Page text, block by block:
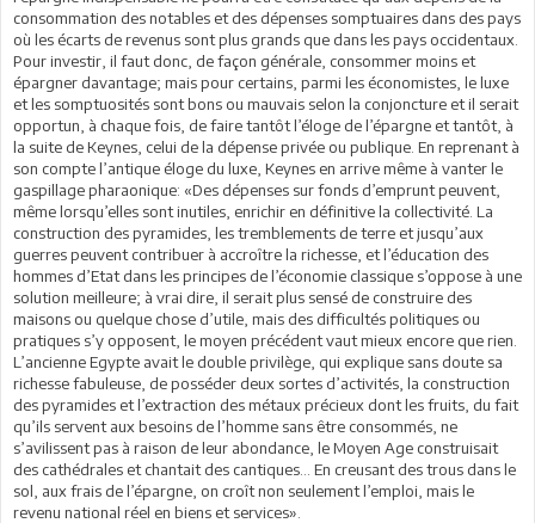
consommation des notables et des dépenses somptuaires dans des pays
où les écarts de revenus sont plus grands que dans les pays occidentaux.
Pour investir, il faut donc, de façon générale, consommer moins et
épargner davantage; mais pour certains, parmi les économistes, le luxe
et les somptuosités sont bons ou mauvais selon la conjoncture et il serait
opportun, à chaque fois, de faire tantôt l’éloge de l’épargne et tantôt, à
la suite de Keynes, celui de la dépense privée ou publique. En reprenant à
son compte l’antique éloge du luxe, Keynes en arrive même à vanter le
gaspillage pharaonique: «Des dépenses sur fonds d’emprunt peuvent,
même lorsqu’elles sont inutiles, enrichir en définitive la collectivité. La
construction des pyramides, les tremblements de terre et jusqu’aux
guerres peuvent contribuer à accroître la richesse, et l’éducation des
hommes d’Etat dans les principes de l’économie classique s’oppose à une
solution meilleure; à vrai dire, il serait plus sensé de construire des
maisons ou quelque chose d’utile, mais des difficultés politiques ou
pratiques s’y opposent, le moyen précédent vaut mieux encore que rien.
L’ancienne Egypte avait le double privilège, qui explique sans doute sa
richesse fabuleuse, de posséder deux sortes d’activités, la construction
des pyramides et l’extraction des métaux précieux dont les fruits, du fait
qu’ils servent aux besoins de l’homme sans être consommés, ne
s’avilissent pas à raison de leur abondance, le Moyen Age construisait
des cathédrales et chantait des cantiques… En creusant des trous dans le
sol, aux frais de l’épargne, on croît non seulement l’emploi, mais le
revenu national réel en biens et services».